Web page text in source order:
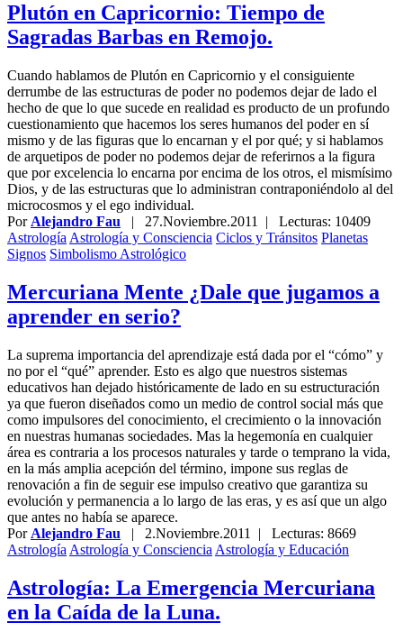
Plutón en Capricornio: Tiempo de
Sagradas Barbas en Remojo.
Cuando hablamos de Plutón en Capricornio y el consiguiente
derrumbe de las estructuras de poder no podemos dejar de lado el
hecho de que lo que sucede en realidad es producto de un profundo
cuestionamiento que hacemos los seres humanos del poder en sí
mismo y de las figuras que lo encarnan y el por qué; y si hablamos
de arquetipos de poder no podemos dejar de referirnos a la figura
que por excelencia lo encarna por encima de los otros, el mismísimo
Dios, y de las estructuras que lo administran contraponiéndolo al del
microcosmos y el ego individual.
Por Alejandro Fau | 27.Noviembre.2011
| Lecturas: 10409
Astrología Astrología y Consciencia Ciclos y Tránsitos Planetas
Signos Simbolismo Astrológico
Mercuriana Mente ¿Dale que jugamos a
aprender en serio?
La suprema importancia del aprendizaje está dada por el “cómo” y
no por el “qué” aprender. Esto es algo que nuestros sistemas
educativos han dejado históricamente de lado en su estructuración
ya que fueron diseñados como un medio de control social más que
como impulsores del conocimiento, el crecimiento o la innovación
en nuestras humanas sociedades. Mas la hegemonía en cualquier
área es contraria a los procesos naturales y tarde o temprano la vida,
en la más amplia acepción del término, impone sus reglas de
renovación a fin de seguir ese impulso creativo que garantiza su
evolución y permanencia a lo largo de las eras, y es así que un algo
que antes no había se aparece.
Por Alejandro Fau | 2.Noviembre.2011
| Lecturas: 8669
Astrología Astrología y Consciencia Astrología y Educación
Astrología: La Emergencia Mercuriana
en la Caída de la Luna.